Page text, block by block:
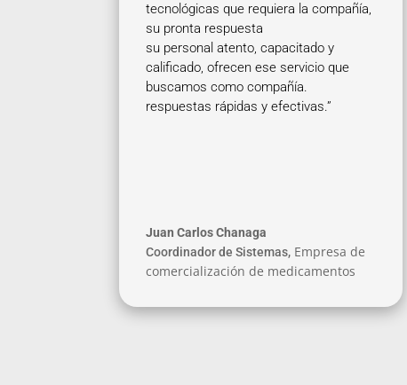
tecnológicas que requiera la compañía,
su pronta respuesta
su personal atento, capacitado y
calificado, ofrecen ese servicio que
buscamos como compañía.
respuestas rápidas y efectivas.”
Juan Carlos Chanaga
Coordinador de Sistemas, Empresa de
comercialización de medicamentos